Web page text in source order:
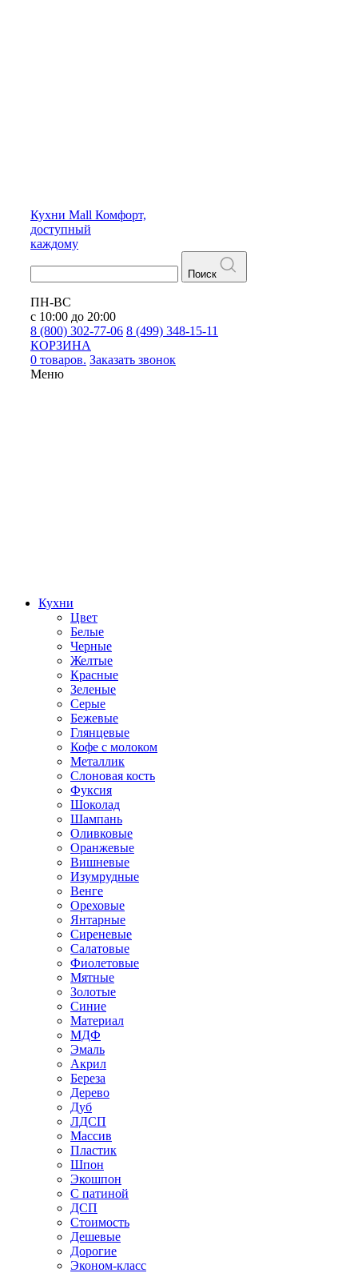
Кухни Mall Комфорт,
доступный
каждому
Поиск
ПН-ВС
с 10:00 до 20:00
8 (800) 302-77-06 8 (499) 348-15-11
КОРЗИНА
0 товаров. Заказать звонок
Меню
Кухни
Цвет
Белые
Черные
Желтые
Красные
Зеленые
Серые
Бежевые
Глянцевые
Кофе с молоком
Металлик
Слоновая кость
Фуксия
Шоколад
Шампань
Оливковые
Оранжевые
Вишневые
Изумрудные
Венге
Ореховые
Янтарные
Сиреневые
Салатовые
Фиолетовые
Мятные
Золотые
Синие
Материал
МДФ
Эмаль
Акрил
Береза
Дерево
Дуб
ЛДСП
Массив
Пластик
Шпон
Экошпон
С патиной
ДСП
Стоимость
Дешевые
Дорогие
Эконом-класс